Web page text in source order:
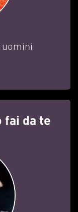
uomini
fai da te